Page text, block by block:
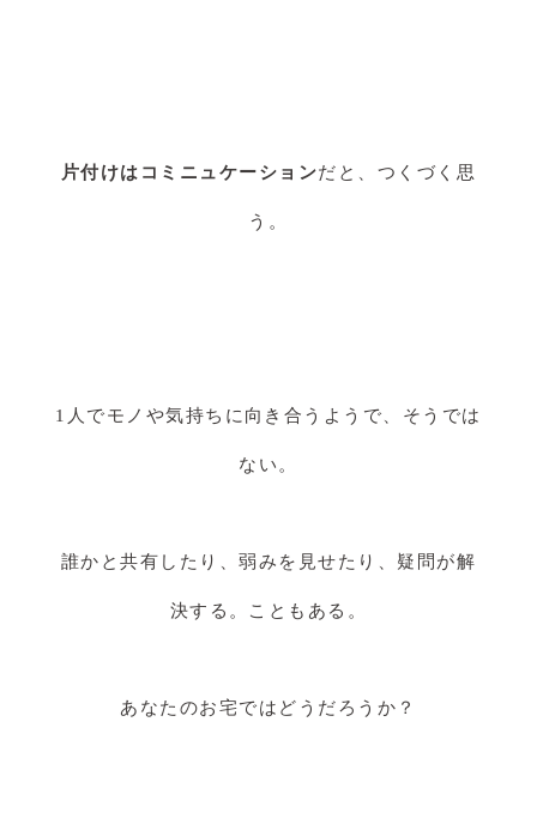
片付けはコミニュケーションだと、つくづく思
う。
1人でモノや気持ちに向き合うようで、そうでは
ない。
誰かと共有したり、弱みを見せたり、疑問が解
決する。こともある。
あなたのお宅ではどうだろうか？